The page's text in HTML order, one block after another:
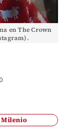
en The Crown
Milenio